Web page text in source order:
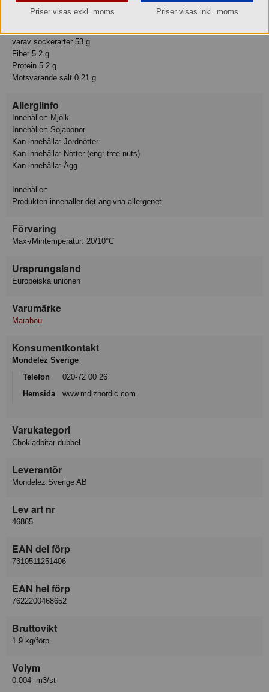
Fett 26 g
varav mättat fett 21 g
varav sockerarter 53 g
Fiber 5.2 g
Protein 5.2 g
Motsvarande salt 0.21 g
Allergiinfo
Innehåller: Mjölk
Innehåller: Sojabönor
Kan innehålla: Jordnötter
Kan innehålla: Nötter (eng: tree nuts)
Kan innehålla: Ägg
Innehåller:
Produkten innehåller det angivna allergenet.
Förvaring
Max-/Mintemperatur: 20/10°C
Ursprungsland
Europeiska unionen
Varumärke
Marabou
Konsumentkontakt
Mondelez Sverige
Telefon
020-72 00 26
Hemsida
www.mdlznordic.com
Varukategori
Chokladbitar dubbel
Leverantör
Mondelez Sverige AB
Lev art nr
46865
EAN del förp
7310511251406
EAN hel förp
7622200468652
Bruttovikt
1.9 kg/förp
Volym
0.004 m3/st
Priser visas exkl. moms Priser visas inkl. moms